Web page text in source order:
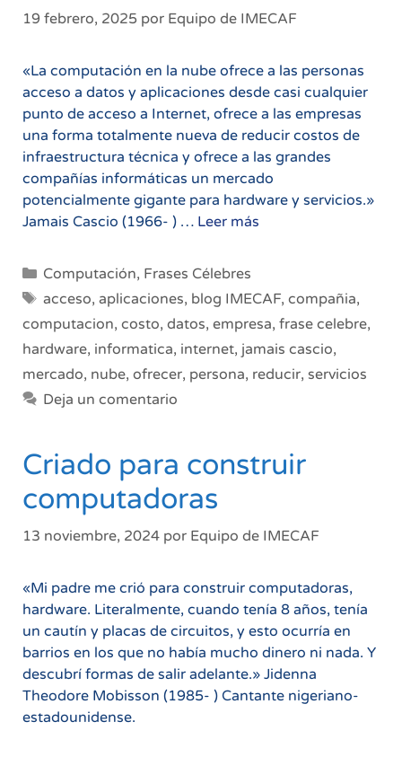
19 febrero, 2025 por Equipo de IMECAF
«La computación en la nube ofrece a las personas
acceso a datos y aplicaciones desde casi cualquier
punto de acceso a Internet, ofrece a las empresas
una forma totalmente nueva de reducir costos de
infraestructura técnica y ofrece a las grandes
compañías informáticas un mercado
potencialmente gigante para hardware y servicios.»
Jamais Cascio (1966- ) … Leer más
aplicaciones
desde
cualquier
parte
Categorías
Computación, Frases Célebres
Etiquetas
acceso, aplicaciones, blog IMECAF, compañia,
computacion, costo, datos, empresa, frase celebre,
hardware, informatica, internet, jamais cascio,
mercado, nube, ofrecer, persona, reducir, servicios
Deja un comentario
Criado para construir
computadoras
13 noviembre, 2024 por Equipo de IMECAF
«Mi padre me crió para construir computadoras,
hardware. Literalmente, cuando tenía 8 años, tenía
un cautín y placas de circuitos, y esto ocurría en
barrios en los que no había mucho dinero ni nada. Y
descubrí formas de salir adelante.» Jidenna
Theodore Mobisson (1985- ) Cantante nigeriano-
estadounidense.